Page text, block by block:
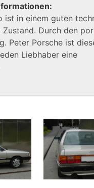
ist in einem guten
Durch den
Peter Porsche ist
Liebhaber eine